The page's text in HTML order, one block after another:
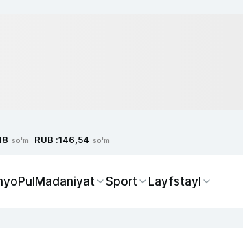
so'm RUB :146,54 so'm
PulMadaniyat Sport Layfstayl